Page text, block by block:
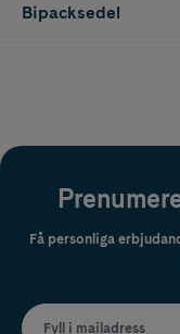
Bipacksedel
Få personliga
Fyll i mailadress